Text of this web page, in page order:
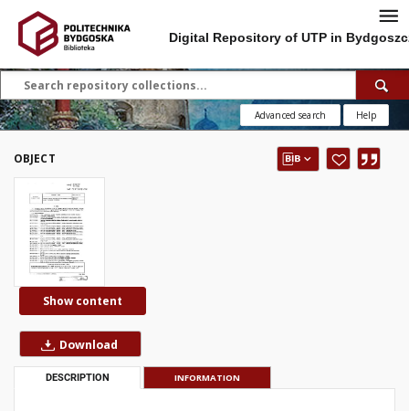
Digital Repository of UTP in
Advanced search Help
OBJECT
Show content
Download
DESCRIPTION INFORMATION